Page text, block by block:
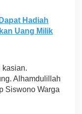
Hadiah
Uang Milik
kasian.
Alhamdulillah
Siswono Warga